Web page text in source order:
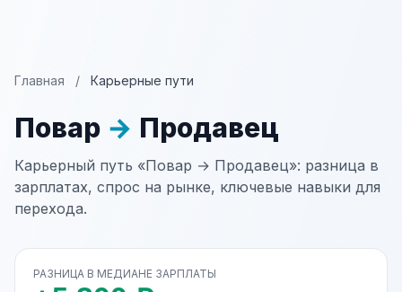
Главная / Карьерные пути
Повар → Продавец
Карьерный путь «Повар → Продавец»: разница в
зарплатах, спрос на рынке, ключевые навыки для
перехода.
РАЗНИЦА В МЕДИАНЕ ЗАРПЛАТЫ